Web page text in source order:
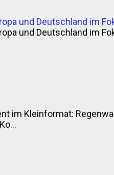
und Deutschland im
und Deutschland im
im Kleinformat: